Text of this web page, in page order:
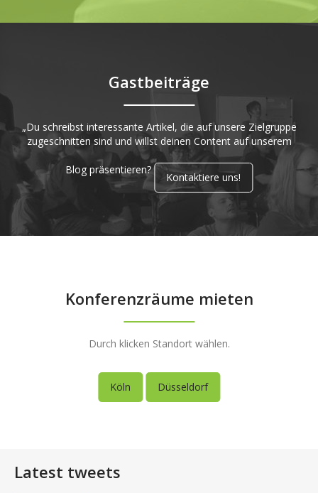
Gastbeiträge
„Du schreibst interessante Artikel, die auf unsere Zielgruppe
zugeschnitten sind und willst deinen Content auf unserem
Blog präsentieren?
Kontaktiere uns!
Konferenzräume mieten
Durch klicken Standort wählen.
Köln Düsseldorf
Latest tweets